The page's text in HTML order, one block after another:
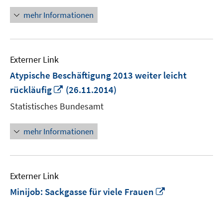
mehr Informationen
Externer Link
Atypische Beschäftigung 2013 weiter leicht
rückläufig
In
neuem
Fenster
öffnen
(26.11.2014)
Statistisches Bundesamt
mehr Informationen
Externer Link
Minijob: Sackgasse für viele Frauen